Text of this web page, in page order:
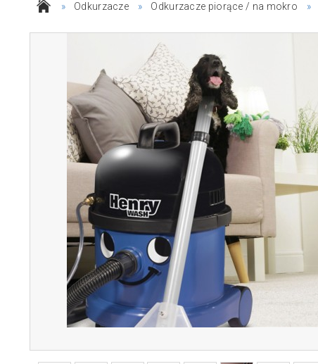
» Odkurzacze » Odkurzacze piorące / na mokro »